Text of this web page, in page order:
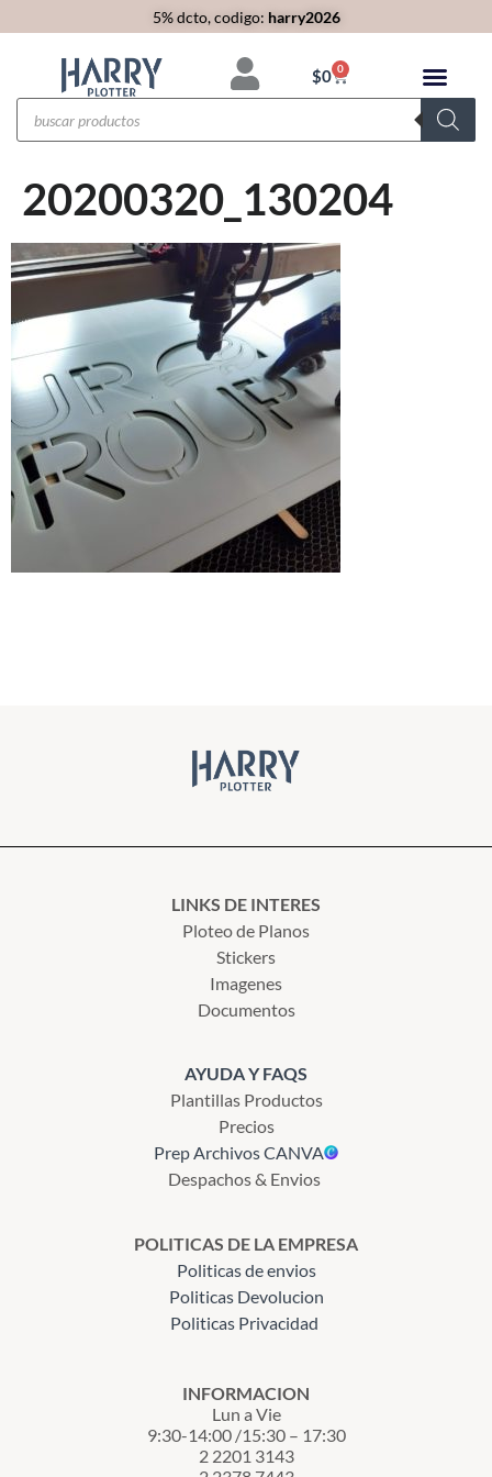
5% dcto, codigo: harry2026
$0 0
20200320_130204
LINKS DE INTERES
Ploteo de Planos
Stickers
Imagenes
Documentos
AYUDA Y FAQS
Plantillas Productos
Precios
Prep Archivos CANVA
Despachos & Envios
POLITICAS DE LA EMPRESA
Politicas de envios
Politicas Devolucion
Politicas Privacidad
INFORMACION
Lun a Vie
9:30-14:00 /15:30 – 17:30
2 2201 3143